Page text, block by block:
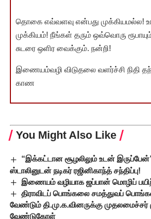
தொகை எவ்வளவு என்பது முக்கியமல்ல!
முக்கியம்! நீங்கள் தரும் ஒவ்வொரு
சுடரை ஒளிர வைக்கும். நன்றி!
இணையம்வழி விடுதலை வளர்ச்சி நிதி
காண
You Might Also Like
“இக்கட்டான சூழலிலும் உடன்
ஸ்டாலினுடன் நடிகர் ரஜினிகாந்த் சந்திப்பு!
இணையம் வழியாக ஜப்பான் மொழிப்
திராவிடப் பொங்கலை சமத்துவப்
வேண்டும் தி.மு.க.வினருக்கு முதலமைச்சர்
வேண்டுகோள்